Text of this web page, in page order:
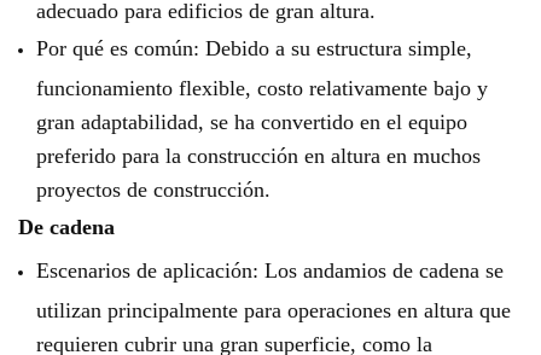
adecuado para edificios de gran altura.
Por qué es común: Debido a su estructura simple,
funcionamiento flexible, costo relativamente bajo y
gran adaptabilidad, se ha convertido en el equipo
preferido para la construcción en altura en muchos
proyectos de construcción.
De cadena
Escenarios de aplicación: Los andamios de cadena se
utilizan principalmente para operaciones en altura que
requieren cubrir una gran superficie, como la